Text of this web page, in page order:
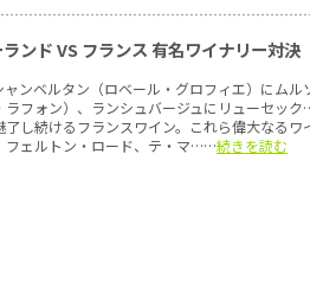
ンド VS フランス 有名ワイナリー対決
ャンベルタン（ロベール・グロフィエ）にムル
ラフォン）、ランシュバージュにリューセッ
了し続けるフランスワイン。これら偉大なるワ
フェルトン・ロード、テ・マ……続きを読む